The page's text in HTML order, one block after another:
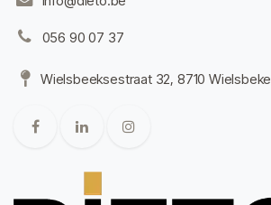
056 90 07 37
Wielsbeeksestraat 32, 8710 Wielsbeke